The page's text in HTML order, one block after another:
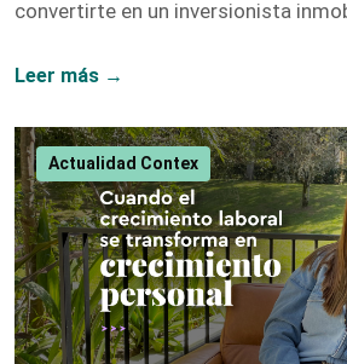
convertirte en un inversionista
proporcionarán las herramientas y
recomendaciones más
Millonario de Bienes Raíces – Gary
fundador de Keller Williams Realty,
testimonios de más de 100
para ofrecer una guía completa
Leer más →
Actualidad Contex